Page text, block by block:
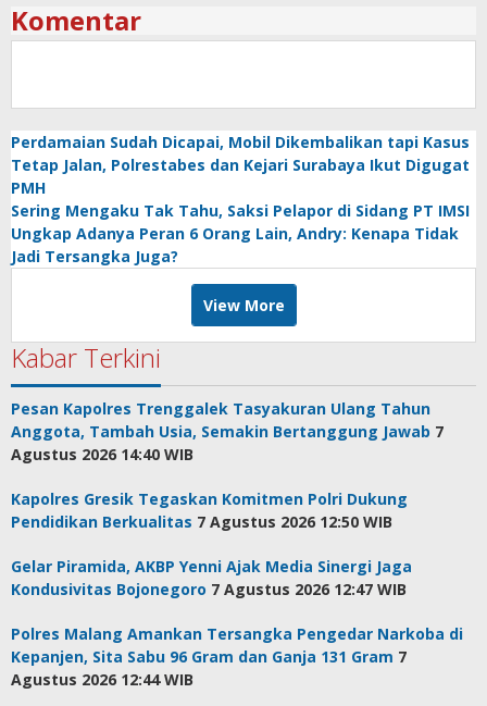
Komentar
Perdamaian Sudah Dicapai, Mobil Dikembalikan tapi Kasus
Tetap Jalan, Polrestabes dan Kejari Surabaya Ikut Digugat
PMH
Sering Mengaku Tak Tahu, Saksi Pelapor di Sidang PT IMSI
Ungkap Adanya Peran 6 Orang Lain, Andry: Kenapa Tidak
Jadi Tersangka Juga?
View More
Kabar Terkini
Pesan Kapolres Trenggalek Tasyakuran Ulang Tahun
Anggota, Tambah Usia, Semakin Bertanggung Jawab 7
Agustus 2026 14:40 WIB
Kapolres Gresik Tegaskan Komitmen Polri Dukung
Pendidikan Berkualitas 7 Agustus 2026 12:50 WIB
Gelar Piramida, AKBP Yenni Ajak Media Sinergi Jaga
Kondusivitas Bojonegoro 7 Agustus 2026 12:47 WIB
Polres Malang Amankan Tersangka Pengedar Narkoba di
Kepanjen, Sita Sabu 96 Gram dan Ganja 131 Gram 7
Agustus 2026 12:44 WIB